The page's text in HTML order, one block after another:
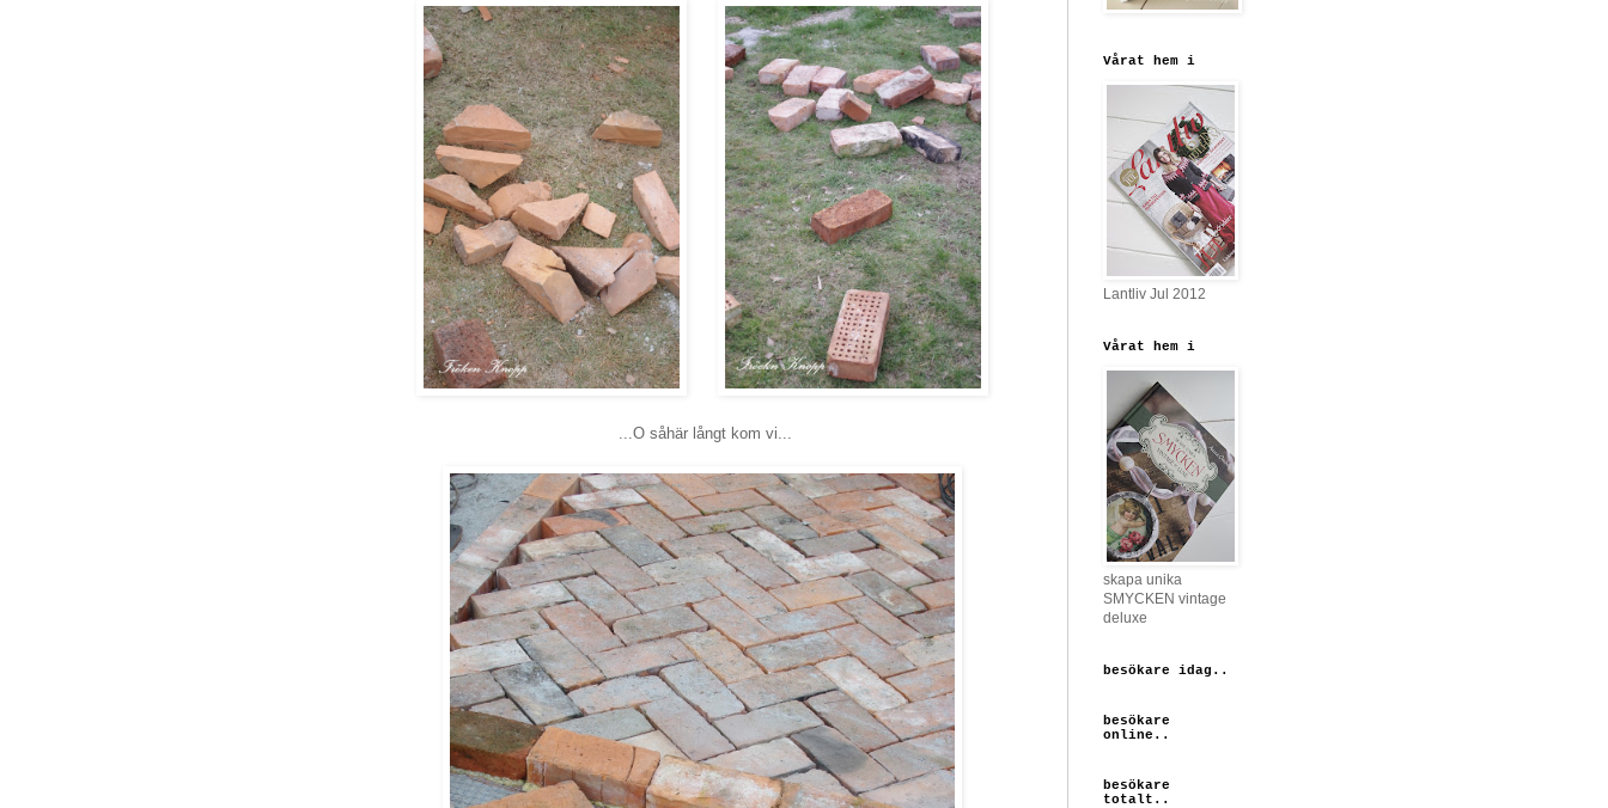
...O såhär långt kom vi...
Vårat hem i
Lantliv Jul 2012
Vårat hem i
skapa unika
SMYCKEN vintage
deluxe
besökare idag..
besökare
online..
besökare
totalt..